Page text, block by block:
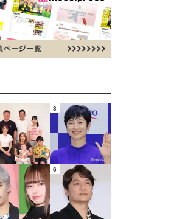
3
6